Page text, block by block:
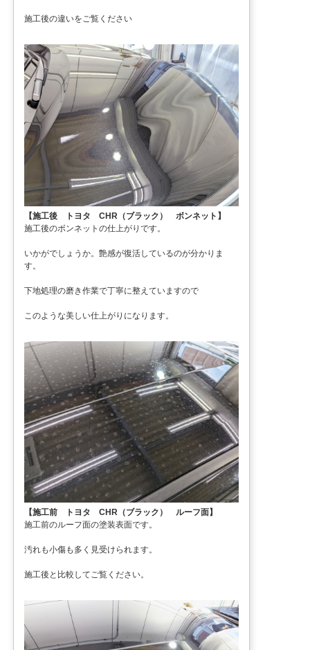
施工後の違いをご覧ください
【施工後 トヨタ CHR（ブラック） ボンネット】
施工後のボンネットの仕上がりです。
いかがでしょうか。艶感が復活しているのが分かりま
す。
下地処理の磨き作業で丁寧に整えていますので
このような美しい仕上がりになります。
【施工前 トヨタ CHR（ブラック） ルーフ面】
施工前のルーフ面の塗装表面です。
汚れも小傷も多く見受けられます。
施工後と比較してご覧ください。